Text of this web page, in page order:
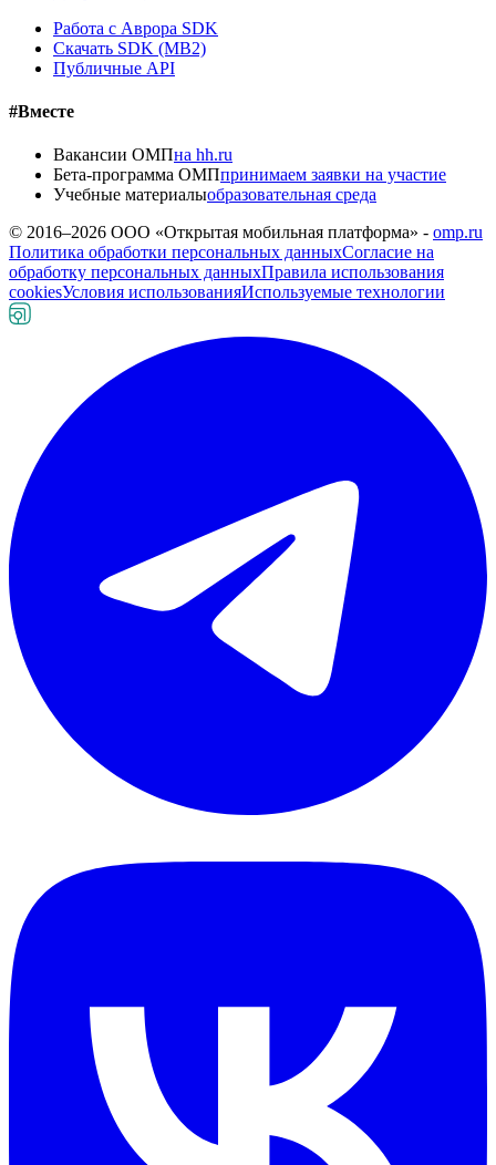
Работа с Аврора SDK
Скачать SDK (MB2)
Публичные API
#Вместе
Вакансии ОМПна hh.ru
Бета-программа ОМПпринимаем заявки на участие
Учебные материалыобразовательная среда
© 2016–2026 ООО «Открытая мобильная платформа» - omp.ru
Политика обработки персональных данныхСогласие на
обработку персональных данныхПравила использования
cookiesУсловия использованияИспользуемые технологии